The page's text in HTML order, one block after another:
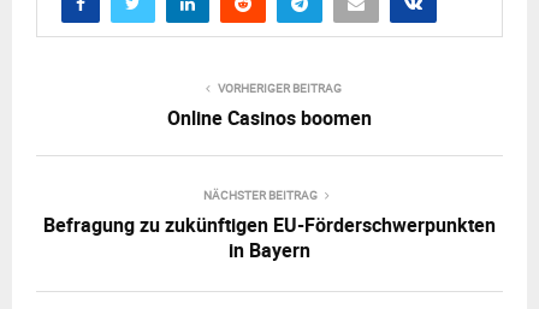
VORHERIGER BEITRAG
Online Casinos boomen
NÄCHSTER BEITRAG
Befragung zu zukünftigen EU-Förderschwerpunkten
in Bayern